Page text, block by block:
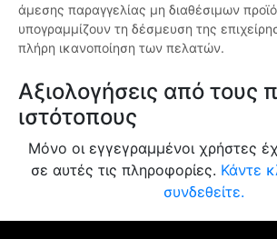
άμεσης παραγγελίας μη διαθέσιμων
υπογραμμίζουν τη δέσμευση της
πλήρη ικανοποίηση των πελατών.
Αξιολογήσεις από τους
ιστότοπους
Μόνο οι εγγεγραμμένοι χρήστες
σε αυτές τις πληροφορίες. Κάντε
συνδεθείτε.